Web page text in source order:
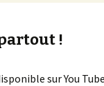
!
sur You